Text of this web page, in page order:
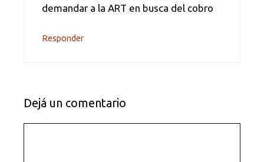
demandar a la ART en busca del cobro
Responder
Dejá un comentario